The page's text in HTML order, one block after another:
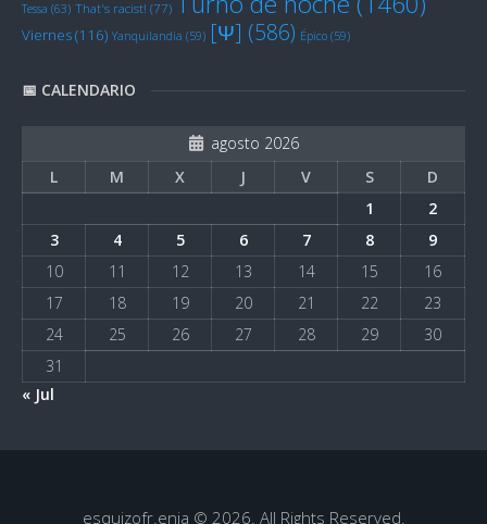
Tessa (63) That's racist! (77)
Viernes(116) Yanquilandia (59) [Ψ] (586) Épico (59)
📅 CALENDARIO
agosto 2026
L
M X J V S
D
1
2
3
4 5 6 7 8
9
10
11 12 13 14 15
16
17
18 19 20 21 22
23
24
25 26 27 28 29
30
31
« Jul
esquizofr.enia © 2026. All Rights Reserved.